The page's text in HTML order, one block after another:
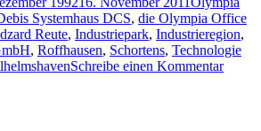
Systemhaus DCS, die Olympia Office
Reute, Industriepark, Industrieregion,
, Roffhausen, Schortens, Technologie
Schreibe einen Kommentarzu